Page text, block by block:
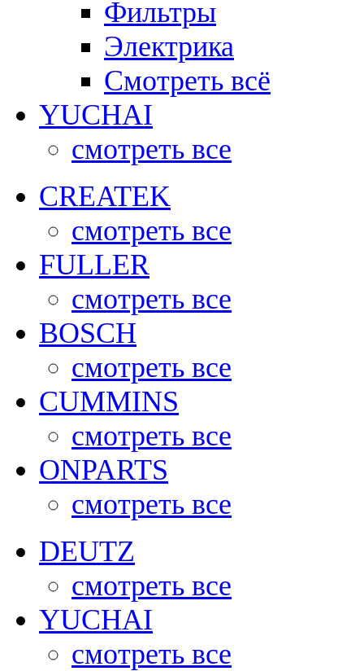
Фильтры
Электрика
Смотреть всё
YUCHAI
смотреть все
CREATEK
смотреть все
FULLER
смотреть все
BOSCH
смотреть все
CUMMINS
смотреть все
ONPARTS
смотреть все
DEUTZ
смотреть все
YUCHAI
смотреть все